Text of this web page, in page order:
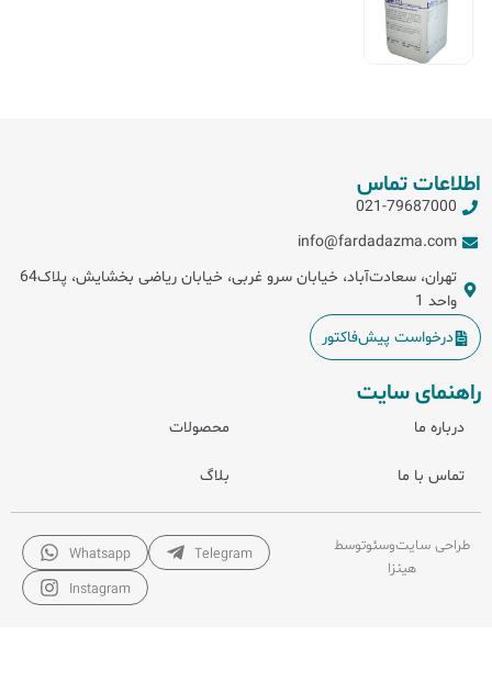
اطلاعات تماس
021-79687000
info@fardadazma.com
تهران، سعادت‌آباد، خیابان سرو غربی، خیابان ریاضی بخشایش، پلاک64
واحد 1
راهنمای سایت
درباره ما محصولات
تماس با ما بلاگ
درخواست پیش‌فاکتور
طراحی سایتوسئوتوسط
هینزا
Whatsapp
Telegram
Instagram